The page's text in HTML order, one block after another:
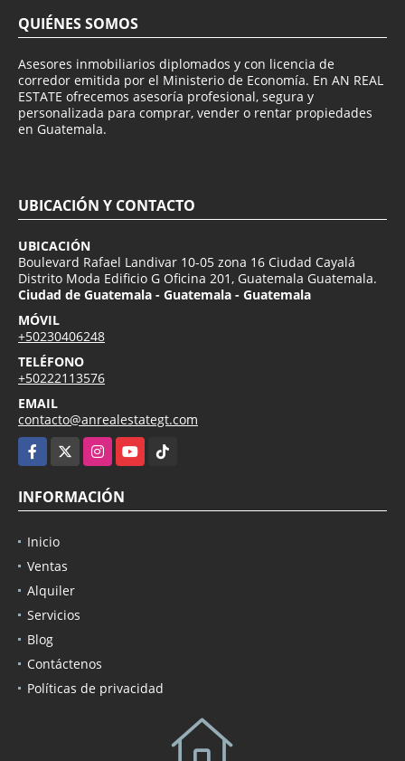
QUIÉNES SOMOS
Asesores inmobiliarios diplomados y con licencia de
corredor emitida por el Ministerio de Economía. En AN REAL
ESTATE ofrecemos asesoría profesional, segura y
personalizada para comprar, vender o rentar propiedades
en Guatemala.
UBICACIÓN Y CONTACTO
UBICACIÓN
Boulevard Rafael Landivar 10-05 zona 16 Ciudad Cayalá
Distrito Moda Edificio G Oficina 201, Guatemala Guatemala.
Ciudad de Guatemala - Guatemala - Guatemala
MÓVIL
+50230406248
TELÉFONO
+50222113576
EMAIL
contacto@anrealestategt.com
Facebook
InstagramYouTubeTikTok
INFORMACIÓN
Inicio
Ventas
Alquiler
Servicios
Blog
Contáctenos
Políticas de privacidad